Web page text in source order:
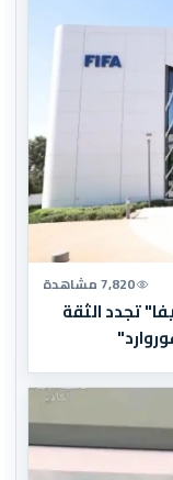
7,820 مشاهدة
تجدد الثقة